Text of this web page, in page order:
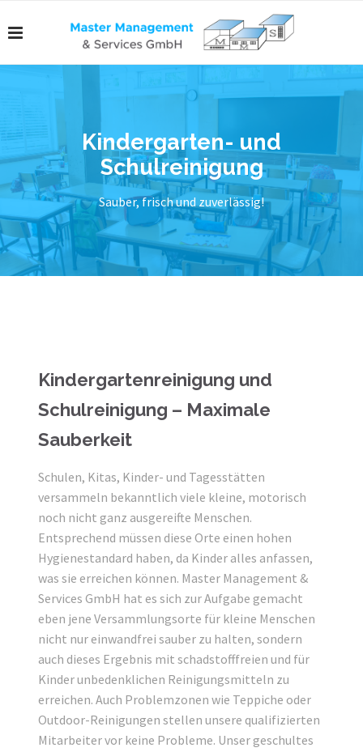
Kindergarten- und
Schulreinigung
Sauber, frisch und zuverlässig!
Kindergartenreinigung und
Schulreinigung – Maximale
Sauberkeit
Schulen, Kitas, Kinder- und Tagesstätten
versammeln bekanntlich viele kleine, motorisch
noch nicht ganz ausgereifte Menschen.
Entsprechend müssen diese Orte einen hohen
Hygienestandard haben, da Kinder alles anfassen,
was sie erreichen können. Master Management &
Services GmbH hat es sich zur Aufgabe gemacht
eben jene Versammlungsorte für kleine Menschen
nicht nur einwandfrei sauber zu halten, sondern
auch dieses Ergebnis mit schadstofffreien und für
Kinder unbedenklichen Reinigungsmitteln zu
erreichen. Auch Problemzonen wie Teppiche oder
Outdoor-Reinigungen stellen unsere qualifizierten
Mitarbeiter vor keine Probleme. Unser geschultes